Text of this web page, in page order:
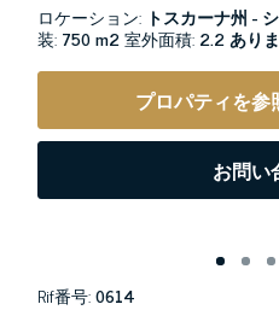
ロケーション: トスカーナ州 -
装: 750 m2室外面積: 2.2 あり
プロパティを
お問い
Rif番号:0614